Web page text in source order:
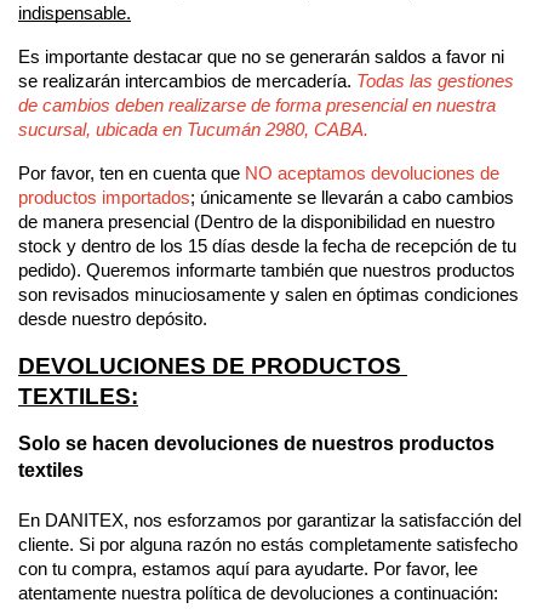
indispensable.
Es importante destacar que no se generarán saldos a favor ni
se realizarán intercambios de mercadería. Todas las gestiones
de cambios deben realizarse de forma presencial en nuestra
sucursal, ubicada en Tucumán 2980, CABA.
Por favor, ten en cuenta que NO aceptamos devoluciones de
productos importados; únicamente se llevarán a cabo cambios
de manera presencial (Dentro de la disponibilidad en nuestro
stock y dentro de los 15 días desde la fecha de recepción de tu
pedido). Queremos informarte también que nuestros productos
son revisados minuciosamente y salen en óptimas condiciones
desde nuestro depósito.
DEVOLUCIONES DE PRODUCTOS
TEXTILES:
Solo se hacen devoluciones de nuestros productos
textiles
En DANITEX, nos esforzamos por garantizar la satisfacción del
cliente. Si por alguna razón no estás completamente satisfecho
con tu compra, estamos aquí para ayudarte. Por favor, lee
atentamente nuestra política de devoluciones a continuación: